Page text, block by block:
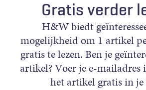
Gratis verder
H&W biedt
mogelijkheid om 1 artikel
gratis te lezen. Ben je
artikel? Voer je e-mailadres
het artikel gratis in